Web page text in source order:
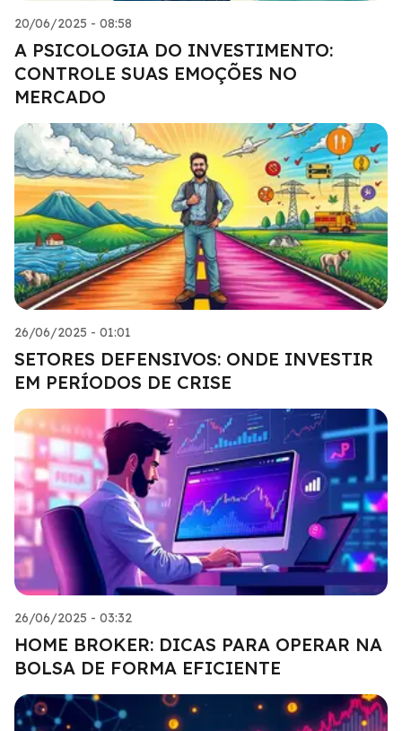
20/06/2025 - 08:58
A PSICOLOGIA DO INVESTIMENTO:
CONTROLE SUAS EMOÇÕES NO
MERCADO
26/06/2025 - 01:01
SETORES DEFENSIVOS: ONDE INVESTIR
EM PERÍODOS DE CRISE
26/06/2025 - 03:32
HOME BROKER: DICAS PARA OPERAR NA
BOLSA DE FORMA EFICIENTE